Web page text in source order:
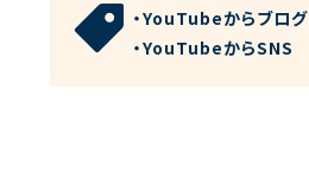
・YouTubeからブログ
・YouTubeからSNS